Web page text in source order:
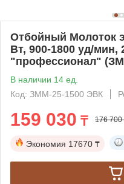
Отбойный Молоток
Вт, 900-1800 уд/мин,
"профессионал"
В наличии 14 ед.
Код: ЗММ-25-1500 ЭВК
159 030 ₸ 176 700
Экономия 17670 ₸